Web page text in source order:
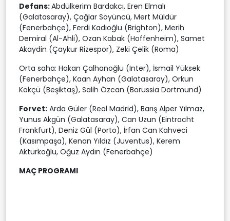
Defans:Abdülkerim Bardakcı, Eren Elmalı
(Galatasaray), Çağlar Söyüncü, Mert Müldür
(Fenerbahçe), Ferdi Kadıoğlu (Brighton), Merih
Demiral (Al-Ahli), Ozan Kabak (Hoffenheim), Samet
Akaydin (Çaykur Rizespor), Zeki Çelik (Roma)
Orta saha: Hakan Çalhanoğlu (Inter), İsmail Yüksek
(Fenerbahçe), Kaan Ayhan (Galatasaray), Orkun
Kökçü (Beşiktaş), Salih Özcan (Borussia Dortmund)
Forvet: Arda Güler (Real Madrid), Barış Alper Yılmaz,
Yunus Akgün (Galatasaray), Can Uzun (Eintracht
Frankfurt), Deniz Gül (Porto), İrfan Can Kahveci
(Kasımpaşa), Kenan Yıldız (Juventus), Kerem
Aktürkoğlu, Oğuz Aydın (Fenerbahçe)
MAÇ PROGRAMI